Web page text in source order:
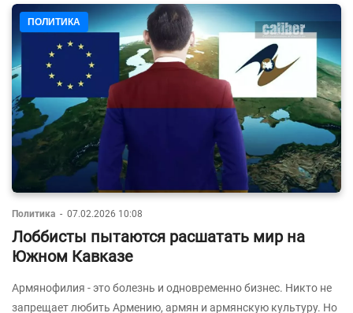
ПОЛИТИКА
Политика - 07.02.2026 10:08
Лоббисты пытаются расшатать мир на
Южном Кавказе
Армянофилия - это болезнь и одновременно бизнес. Никто не
запрещает любить Армению, армян и армянскую культуру. Но